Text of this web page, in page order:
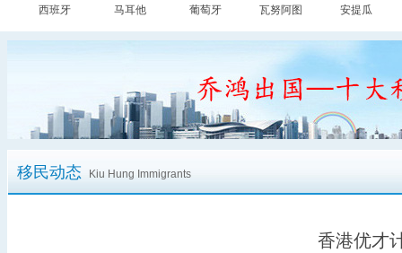
西班牙 马耳他 葡萄牙 瓦努阿图 安提瓜
移民动态 Kiu Hung Immigrants
香港优才